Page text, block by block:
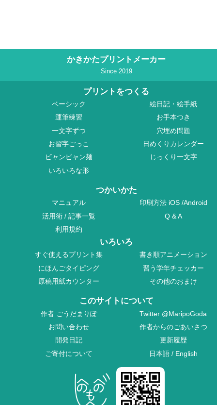
かきかたプリントメーカー
Since 2019
プリントをつくる
ベーシック
絵日記・絵手紙
運筆練習
お手本つき
一文字ずつ
穴埋め問題
お習字ごっこ
日めくりカレンダー
ビャンビャン麺
じっくり一文字
いろいろな形
つかいかた
マニュアル 印刷方法 iOS /Android
活用術 /記事一覧
Q & A
利用規約
いろいろ
すぐ使えるプリント集
書き順アニメーション
にほんごタイピング
習う学年チェッカー
原稿用紙カウンター
その他のおまけ
このサイトについて
作者 ごうだまりぽ Twitter @MaripoGoda
お問い合わせ
作者からのごあいさつ
開発日記
更新履歴
ご寄付について
日本語 / English